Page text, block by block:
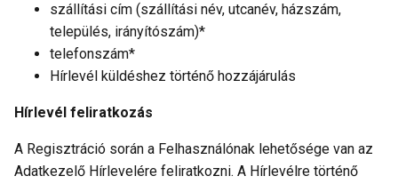
szállítási cím (szállítási név, utcanév, házszám,
település, irányítószám)*
telefonszám*
Hírlevél küldéshez történő hozzájárulás
Hírlevél feliratkozás
A Regisztráció során a Felhasználónak lehetősége van az
Adatkezelő Hírlevelére feliratkozni. A Hírlevélre történő